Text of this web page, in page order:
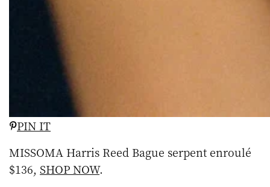
PIN IT
MISSOMA Harris Reed Bague serpent enroulé
$136,SHOP NOW.